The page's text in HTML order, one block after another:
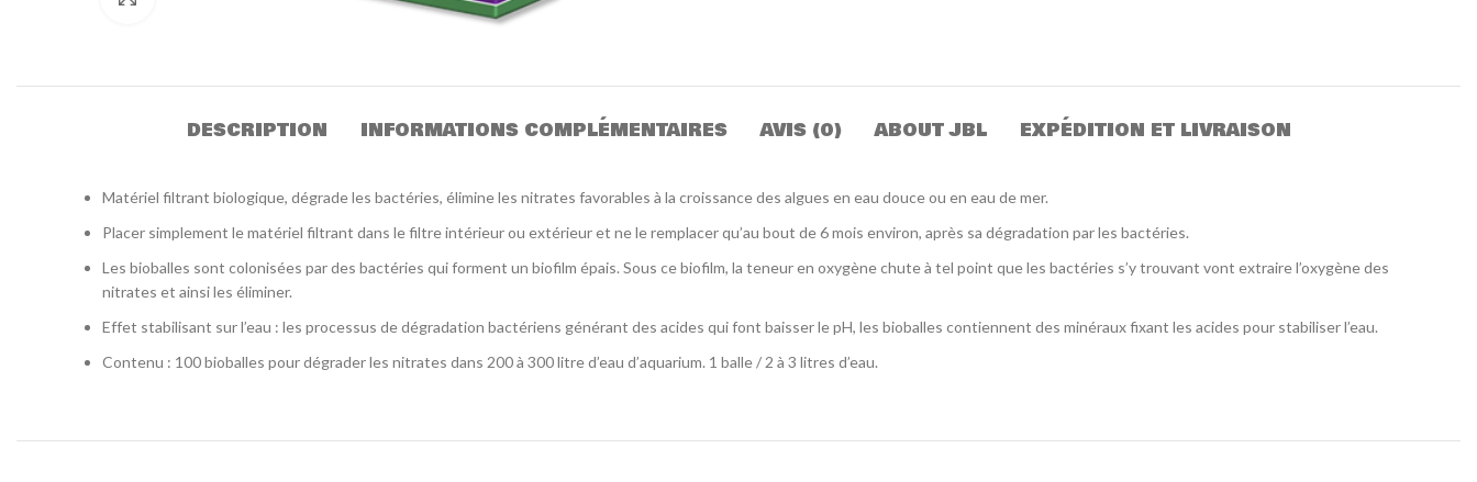
DESCRIPTION INFORMATIONS COMPLÉMENTAIRES AVIS (0) ABOUT JBL EXPÉDITION ET LIVRAISON
Matériel filtrant biologique, dégrade les bactéries, élimine les nitrates favorables à la croissance des algues en eau douce ou en eau de mer.
Placer simplement le matériel filtrant dans le filtre intérieur ou extérieur et ne le remplacer qu’au bout de 6 mois environ, après sa dégradation par les bactéries.
Les bioballes sont colonisées par des bactéries qui forment un biofilm épais. Sous ce biofilm, la teneur en oxygène chute à tel point que les bactéries s’y trouvant vont extraire l’oxygène des
nitrates et ainsi les éliminer.
Effet stabilisant sur l’eau : les processus de dégradation bactériens générant des acides qui font baisser le pH, les bioballes contiennent des minéraux fixant les acides pour stabiliser l’eau.
Contenu : 100 bioballes pour dégrader les nitrates dans 200 à 300 litre d’eau d’aquarium. 1 balle / 2 à 3 litres d’eau.